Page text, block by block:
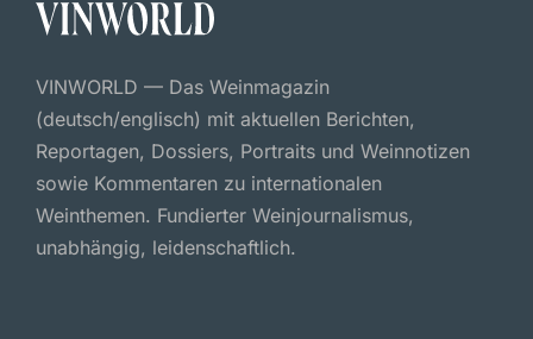
VINWORLD — Das Weinmagazin
(deutsch/englisch) mit aktuellen Berichten,
Reportagen, Dossiers, Portraits und Weinnotizen
sowie Kommentaren zu internationalen
Weinthemen. Fundierter Weinjournalismus,
unabhängig, leidenschaftlich.